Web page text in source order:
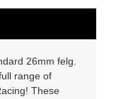
26mm felg.
range of
These